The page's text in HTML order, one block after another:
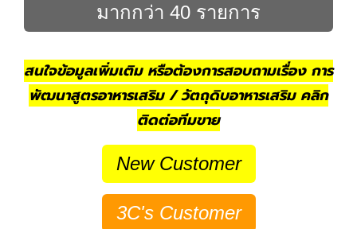
มากกว่า 40 รายการ
สนใจข้อมูลเพิ่มเติม หรือต้องการสอบถามเรื่อง การ
พัฒนาสูตรอาหารเสริม / วัตถุดิบอาหารเสริม คลิก
ติดต่อทีมขาย
New Customer
3C's Customer